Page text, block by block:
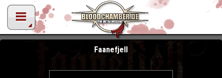
Faanefjell